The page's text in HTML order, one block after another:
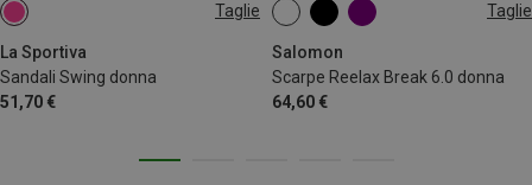
Taglie
La Sportiva
Sandali Swing donna
51,70 €
37 Taglie
Salomon
Scarpe Reelax Break 6.0 donna
64,60 €
36.5|37 37|37.5
39|39.5
41|41.5